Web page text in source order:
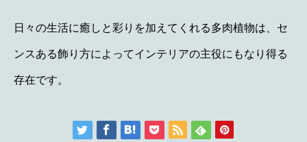
日々の生活に癒しと彩りを加えてくれる多肉植物は、セ
ンスある飾り方によってインテリアの主役にもなり得る
存在です。